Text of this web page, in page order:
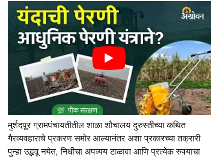
मुर्शदपूर ग्रामपंचायतीतील शाळा शौचालय दुरुस्तीच्या कथित
गैरव्यवहाराचे प्रकरण समोर आल्यानंतर अशा प्रकारच्या तक्रारी
पुन्हा उद्भवू नयेत, निधीचा अपव्यय टाळावा आणि प्रत्येक रुपयाचा